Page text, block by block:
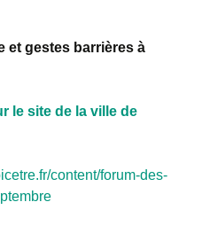
et gestes barrières à
le site de la ville de
content/forum-des-